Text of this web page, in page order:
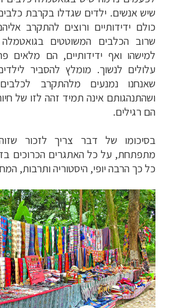
שיש אנשים. ילדים שגדלו בקרבת
כולם ידידותיים ורוצים להתקרב
שרוב הכלבים המשוטטים
למישהו ואף ידידותיים, הם מלאים
עלולים לנשוך. מומלץ להסביר
שאנחנו נמנעים מלהתקרב
ושהתנהגותם אינה תמיד זהה לזו של
הם רגילים.
בסיכומו של דבר צריך לזכור
מתפתחת, על כל האתגרים הכרוכים
כל כך הרבה יופי, היסטוריה ותרבות,